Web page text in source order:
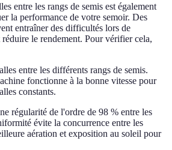
entre les rangs de semis est également
la performance de votre semoir. Des
entraîner des difficultés lors de
le rendement. Pour vérifier cela,
entre les différents rangs de semis.
fonctionne à la bonne vitesse pour
constants.
régularité de l'ordre de 98 % entre les
évite la concurrence entre les
aération et exposition au soleil pour